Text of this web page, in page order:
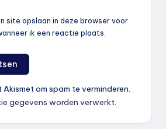
site opslaan in deze browser voor
ik een reactie plaats.
om spam te verminderen.
gegevens worden verwerkt